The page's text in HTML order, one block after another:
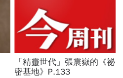
「精靈世代」張震嶽的《祕
密基地》P.133